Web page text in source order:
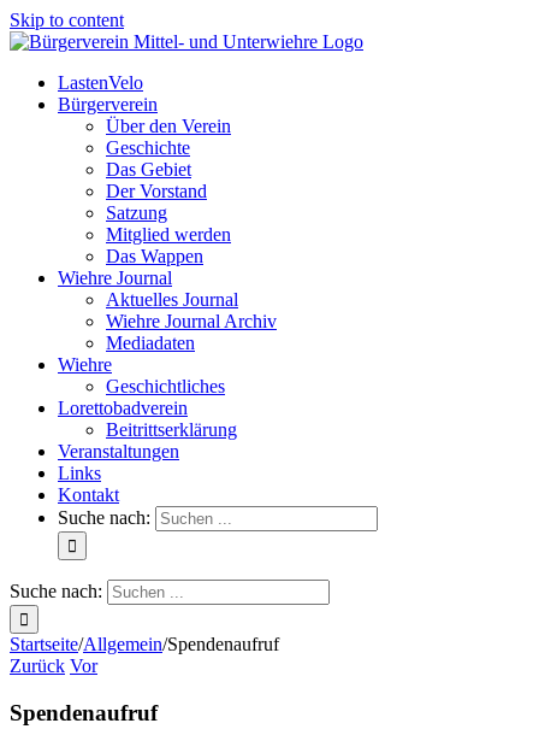
Skip to content
LastenVelo
Bürgerverein
Über den Verein
Geschichte
Das Gebiet
Der Vorstand
Satzung
Mitglied werden
Das Wappen
Wiehre Journal
Aktuelles Journal
Wiehre Journal Archiv
Mediadaten
Wiehre
Geschichtliches
Lorettobadverein
Beitrittserklärung
Veranstaltungen
Links
Kontakt
Suche nach:
Suche nach:
Startseite/Allgemein/Spendenaufruf
Zurück Vor
Spendenaufruf